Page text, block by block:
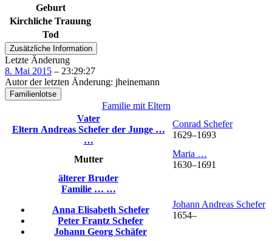
Geburt
Kirchliche Trauung
Tod
Zusätzliche Information
Letzte Änderung
8. Mai 2015 – 23:29:27
Autor der letzten Änderung: jheinemann
Familienlotse
Familie mit Eltern
Vater
Eltern Andreas Scheferder Junge …
…
Conrad Schefer
1629–1693
Mutter
Maria …
1630–1691
älterer Bruder
Familie … …
Anna Elisabeth Schefer
Peter Frantz Schefer
Johann Georg Schäfer
Johann Andreas Schefer
1654–